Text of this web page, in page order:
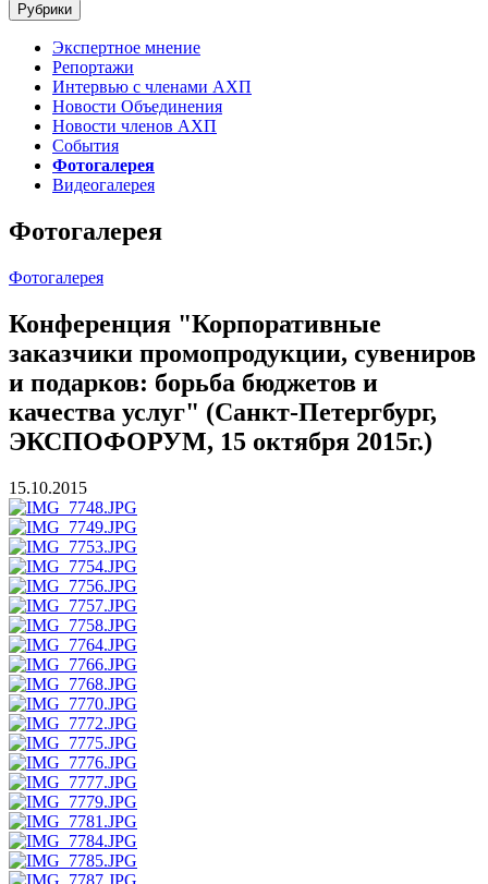
Рубрики
Экспертное мнение
Репортажи
Интервью с членами АХП
Новости Объединения
Новости членов АХП
События
Фотогалерея
Видеогалерея
Фотогалерея
Фотогалерея
Конференция "Корпоративные
заказчики промопродукции, сувениров
и подарков: борьба бюджетов и
качества услуг" (Санкт-Петергбург,
ЭКСПОФОРУМ, 15 октября 2015г.)
15.10.2015